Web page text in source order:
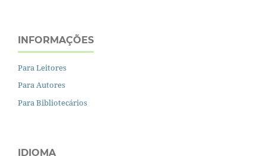
INFORMAÇÕES
Para Leitores
Para Autores
Para Bibliotecários
IDIOMA